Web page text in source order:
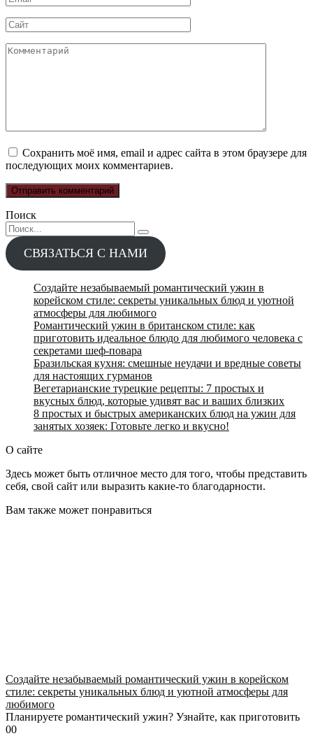
*
Сайт
Комментарий
Сохранить моё имя, email и адрес сайта в этом браузере для
последующих моих комментариев.
Поиск
Search
for:
СВЯЗАТЬСЯ С НАМИ
Создайте незабываемый романтический ужин в
корейском стиле: секреты уникальных блюд и уютной
атмосферы для любимого
Романтический ужин в британском стиле: как
приготовить идеальное блюдо для любимого человека с
секретами шеф-повара
Бразильская кухня: смешные неудачи и вредные советы
для настоящих гурманов
Вегетарианские турецкие рецепты: 7 простых и
вкусных блюд, которые удивят вас и ваших близких
8 простых и быстрых американских блюд на ужин для
занятых хозяек: Готовьте легко и вкусно!
О сайте
Здесь может быть отличное место для того, чтобы представить
себя, свой сайт или выразить какие-то благодарности.
Вам также может понравиться
Создайте незабываемый романтический ужин в корейском
стиле: секреты уникальных блюд и уютной атмосферы для
любимого
Планируете романтический ужин? Узнайте, как приготовить
00